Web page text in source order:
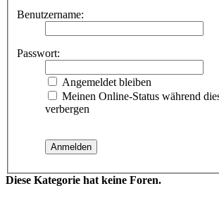
Benutzername:
Passwort:
Angemeldet bleiben
Meinen Online-Status während
verbergen
Diese Kategorie hat keine Foren.